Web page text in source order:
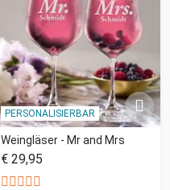
PERSONALISIERBAR
Weingläser - Mr and Mrs
€ 29,95